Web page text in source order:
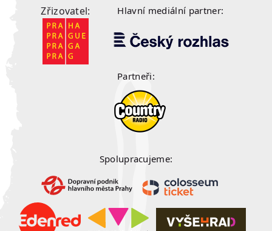
Zřizovatel: Hlavní mediální partner:
Partneři:
Spolupracujeme: